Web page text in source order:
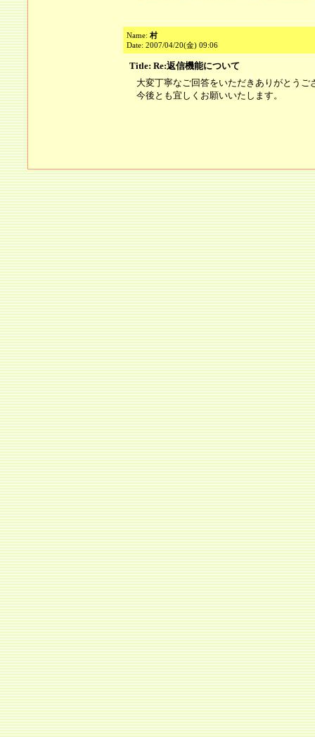
Name: 村
Date: 2007/04/20(金) 09:06
Title: Re:返信機能について
大変丁寧なご回答をいただきありがとうご
今後とも宜しくお願いいたします。